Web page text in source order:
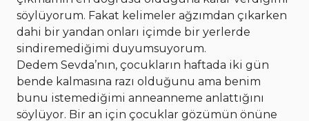
söylüyorum. Fakat kelimeler ağzımdan çıkarken
dahi bir yandan onları içimde bir yerlerde
sindiremediğimi duyumsuyorum.
Dedem Sevda’nın, çocukların haftada iki gün
bende kalmasına razı olduğunu ama benim
bunu istemediğimi anneanneme anlattığını
söylüyor. Bir an için çocuklar gözümün önüne